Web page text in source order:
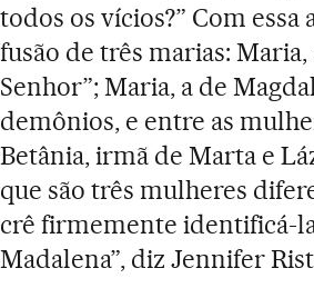
todos os vícios?” Com
fusão de três marias:
Senhor”; Maria, a de
demônios, e entre as
Betânia, irmã de Marta e
que são três mulheres
crê firmemente identificá-
Madalena”, diz Jennifer